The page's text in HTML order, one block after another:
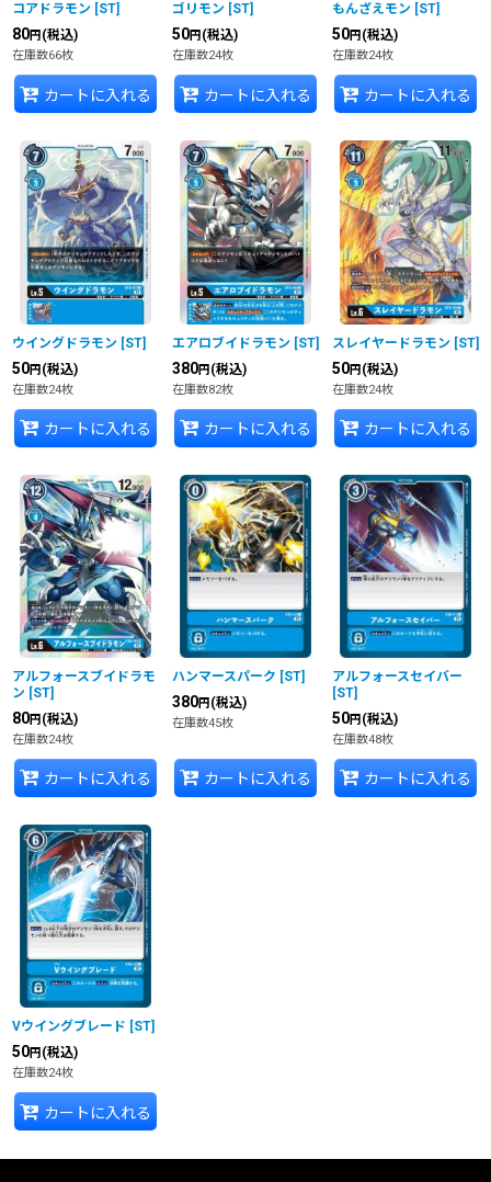
コアドラモン [ST]
80円 (税込)
在庫数66枚
カートに入れる
ゴリモン [ST]
50円 (税込)
在庫数24枚
カートに入れる
もんざえモン [ST]
50円 (税込)
在庫数24枚
カートに入れる
ウイングドラモン [ST]
50円 (税込)
在庫数24枚
カートに入れる
エアロブイドラモン [ST]
380円 (税込)
在庫数82枚
カートに入れる
スレイヤードラモン [ST]
50円 (税込)
在庫数24枚
カートに入れる
アルフォースブイドラモ
ン [ST]
80円 (税込)
在庫数24枚
カートに入れる
ハンマースパーク [ST]
380円 (税込)
在庫数45枚
カートに入れる
アルフォースセイバー
[ST]
50円 (税込)
在庫数48枚
カートに入れる
Vウイングブレード [ST]
50円 (税込)
在庫数24枚
カートに入れる